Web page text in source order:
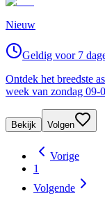
Nieuw
Geldig voor 7
Ontdek het breedste
week van zondag 09-
Bekijk Volgen
Vorige
1
Volgende